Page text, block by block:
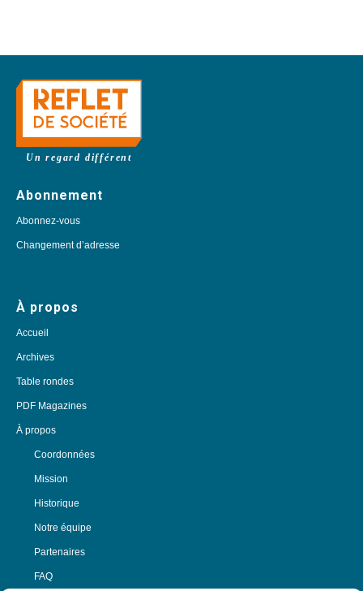
Un regard différent
Abonnement
Abonnez-vous
Changement d’adresse
À propos
Accueil
Archives
Table rondes
PDF Magazines
À propos
Coordonnées
Mission
Historique
Notre équipe
Partenaires
FAQ